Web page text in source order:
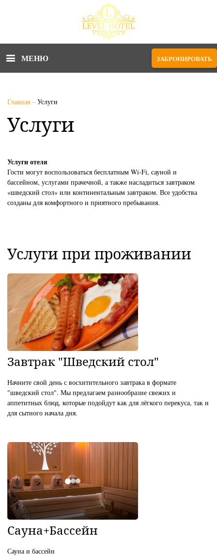
МЕНЮ ЗАБРОНИРОВАТЬ
Главная – Услуги
Услуги
Услуги отеля
Гости могут воспользоваться бесплатным Wi-Fi, сауной и
бассейном, услугами прачечной, а также насладиться завтраком
«шведский стол» или континентальным завтраком. Все удобства
созданы для комфортного и приятного пребывания.
Услуги при проживании
Завтрак "Шведский стол"
Начните свой день с восхитительного завтрака в формате
"шведский стол". Мы предлагаем разнообразие свежих и
аппетитных блюд, которые подойдут как для лёгкого перекуса, так и
для сытного начала дня.
Сауна+Бассейн
Сауна и бассейн